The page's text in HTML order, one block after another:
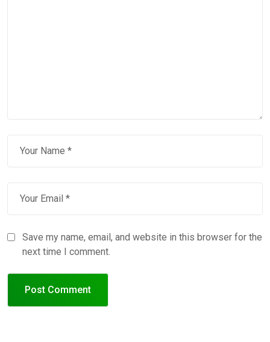
Save my name, email, and website in this browser for the
next time I comment.